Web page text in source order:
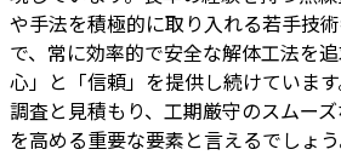
や手法を積極的に取り入れる若手技
で、常に効率的で安全な解体工法を
心」と「信頼」を提供し続けていま
調査と見積もり、工期厳守のスムー
を高める重要な要素と言えるでしょう